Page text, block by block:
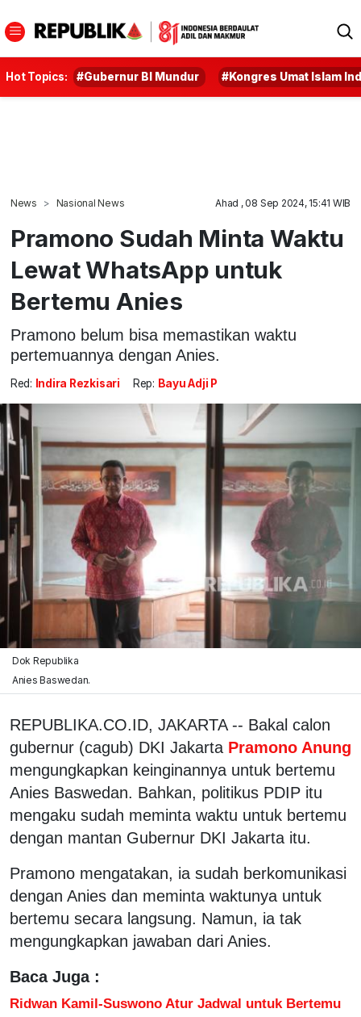
Hot Topics: #Gubernur BI Mundur #Kongres Umat Islam
News Nasional News Ahad , 08 Sep 2024, 15:41 WIB
Pramono Sudah Minta Waktu
Lewat WhatsApp untuk
Bertemu Anies
Pramono belum bisa memastikan waktu
pertemuannya dengan Anies.
Red: Indira Rezkisari Rep: Bayu Adji P
Dok Republika
Anies Baswedan.
REPUBLIKA.CO.ID, JAKARTA -- Bakal calon
gubernur (cagub) DKI Jakarta Pramono Anung
mengungkapkan keinginannya untuk bertemu
Anies Baswedan. Bahkan, politikus PDIP itu
mengaku sudah meminta waktu untuk bertemu
dengan mantan Gubernur DKI Jakarta itu.
Pramono mengatakan, ia sudah berkomunikasi
dengan Anies dan meminta waktunya untuk
bertemu secara langsung. Namun, ia tak
mengungkapkan jawaban dari Anies.
Baca Juga :
Ridwan Kamil-Suswono Atur Jadwal untuk Bertemu